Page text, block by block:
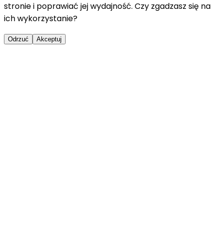
stronie i poprawiać jej wydajność. Czy zgadzasz się na
ich wykorzystanie?
Odrzuć Akceptuj